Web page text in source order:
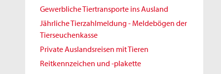
Gewerbliche Tiertransporte ins Ausland
Jährliche Tierzahlmeldung - Meldebögen der
Tierseuchenkasse
Private Auslandsreisen mit Tieren
Reitkennzeichen und -plakette